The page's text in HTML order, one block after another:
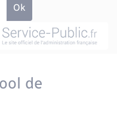
de l’espace
de